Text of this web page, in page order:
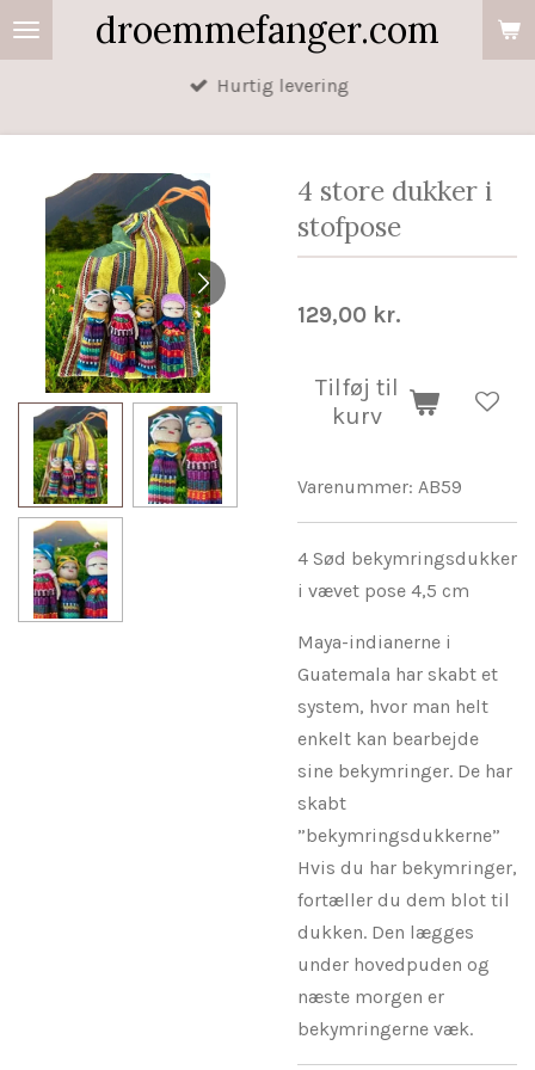
Spring
til
droemmefanger.com
Hurtig levering
4 store dukker i
stofpose
129,00 kr.
Tilføj til
kurv
Varenummer: AB59
4 Sød bekymringsdukker
i vævet pose 4,5 cm
Maya-indianerne i
Guatemala har skabt et
system, hvor man helt
enkelt kan bearbejde
sine bekymringer. De har
skabt
”bekymringsdukkerne”
Hvis du har bekymringer,
fortæller du dem blot til
dukken. Den lægges
under hovedpuden og
næste morgen er
bekymringerne væk.